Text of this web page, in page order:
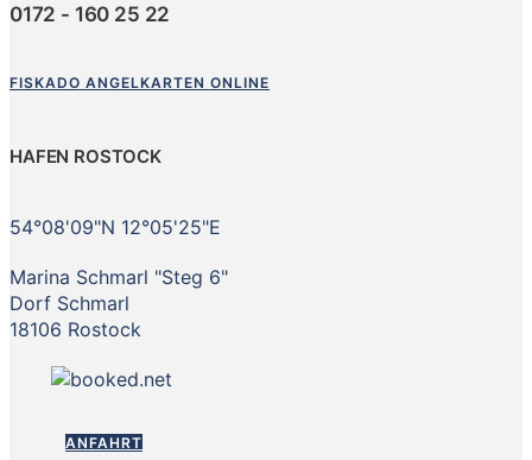
0172 - 160 25 22
FISKADO ANGELKARTEN ONLINE
HAFEN ROSTOCK
54°08'09"N 12°05'25"E
Marina Schmarl "Steg 6"
Dorf Schmarl
18106 Rostock
ANFAHRT